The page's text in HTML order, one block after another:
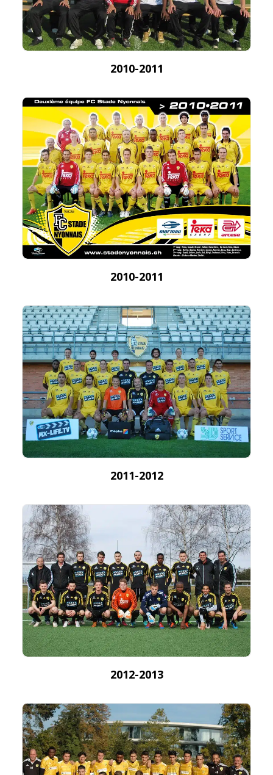
2010-2011
2010-2011
2011-2012
2012-2013